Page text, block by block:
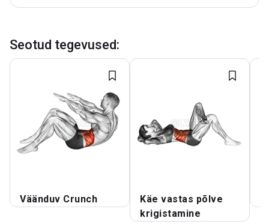
Seotud tegevused:
Väänduv Crunch
Käe vastas põlve
krigistamine